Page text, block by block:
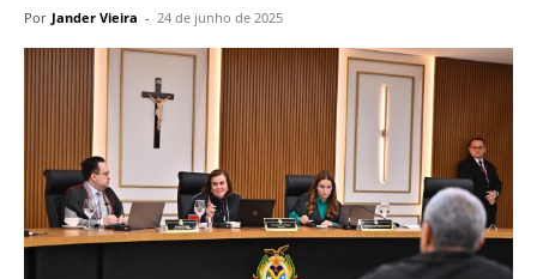
Por Jander Vieira - 24 de junho de 2025